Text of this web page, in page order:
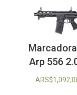
Arp 556
ARS$